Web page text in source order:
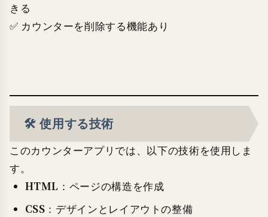
きる
✅ カウンターを削除する機能あり
🛠️ 使用する技術
このカウンターアプリでは、以下の技術を使用しま
す。
HTML ：ページの構造を作成
CSS ：デザインとレイアウトの整備